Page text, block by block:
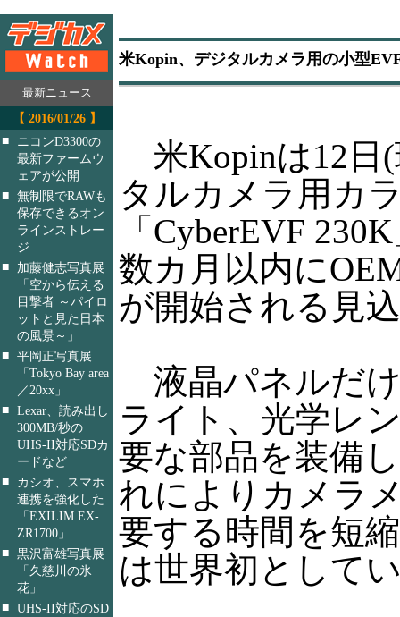
最新ニュース
【 2016/01/26 】
■
ニコンD3300の
最新ファームウ
ェアが公開
■ 無制限でRAWも
保存できるオン
ラインストレー
ジ
■
加藤健志写真展
「空から伝える
目撃者 ～パイロ
ットと見た日本
の風景～」
■ 平岡正写真展
「Tokyo Bay area
／20xx」
■ Lexar、読み出し
300MB/秒の
UHS-II対応SDカ
ードなど
■
カシオ、スマホ
連携を強化した
「EXILIM EX-
ZR1700」
■ 黒沢富雄写真展
「久慈川の氷
花」
■ UHS-II対応のSD
米Kopin、デジタルカメラ用の小型
米Kopinは12日
タルカメラ用カ
「CyberEVF
数カ月以内に
が開始される見
液晶パネルだ
ライト、光学レ
要な部品を装備
れによりカメラ
要する時間を短
は世界初として